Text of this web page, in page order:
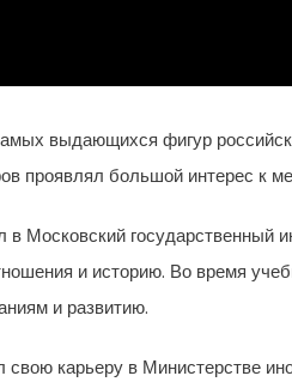
выдающихся фигур
проявлял большой интерес к
Московский государственный
и историю. Во время
и развитию.
свою карьеру в Министерстве